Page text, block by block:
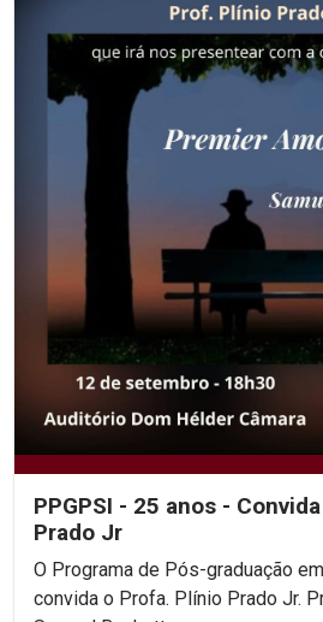
PPGPSI - 25 anos -
Prado Jr
O Programa de Pós-graduação
convida o Profa. Plínio Prado Jr. Premier Amour -